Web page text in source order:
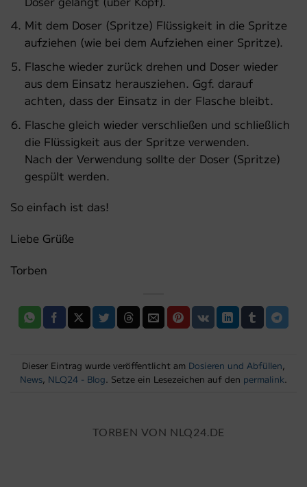
Mit dem Doser (Spritze) Flüssigkeit in die Spritze
aufziehen (wie bei dem Aufziehen einer Spritze).
Flasche wieder zurück drehen und Doser wieder
aus dem Einsatz herausziehen. Ggf. darauf
achten, dass der Einsatz in der Flasche bleibt.
Flasche gleich wieder verschließen und schließlich
die Flüssigkeit aus der Spritze verwenden.
Nach der Verwendung sollte der Doser (Spritze)
gespült werden.
So einfach ist das!
Liebe Grüße
Torben
Dieser Eintrag wurde veröffentlicht am Dosieren und Abfüllen,
News, NLQ24 - Blog. Setze ein Lesezeichen auf den permalink.
TORBEN VON NLQ24.DE